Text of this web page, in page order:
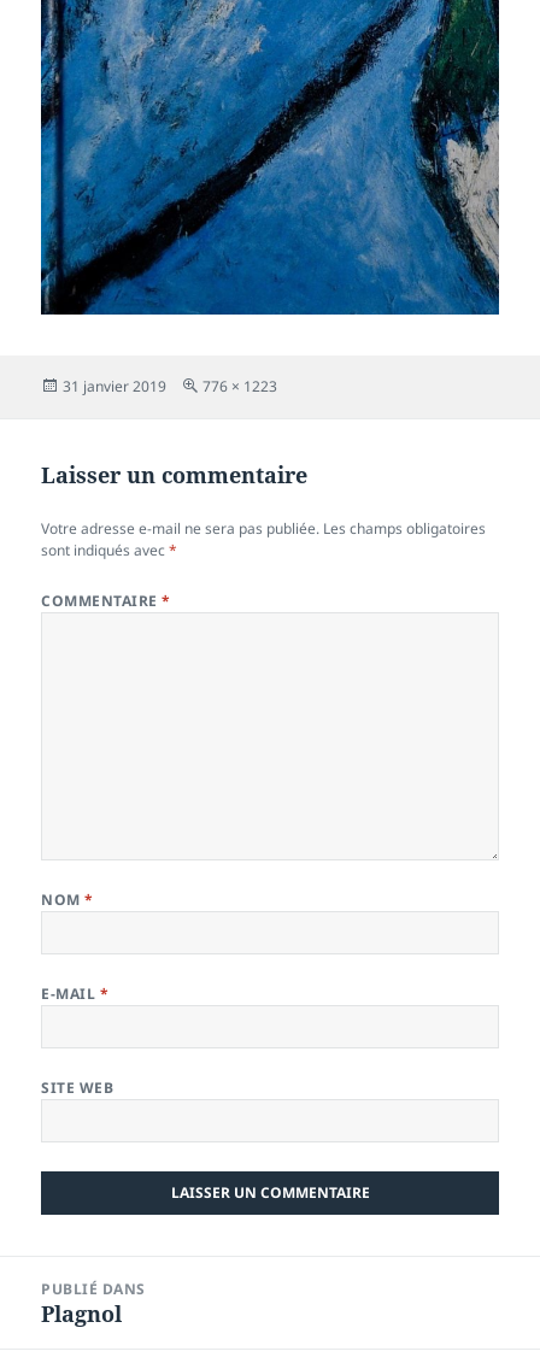
Publié
31 janvier 2019
Taille
776 × 1223
Laisser un commentaire
Votre adresse e-mail ne sera pas publiée. Les champs obligatoires
sont indiqués avec*
COMMENTAIRE*
NOM*
E-MAIL *
SITE WEB
l’article
PUBLIÉ DANS
Plagnol